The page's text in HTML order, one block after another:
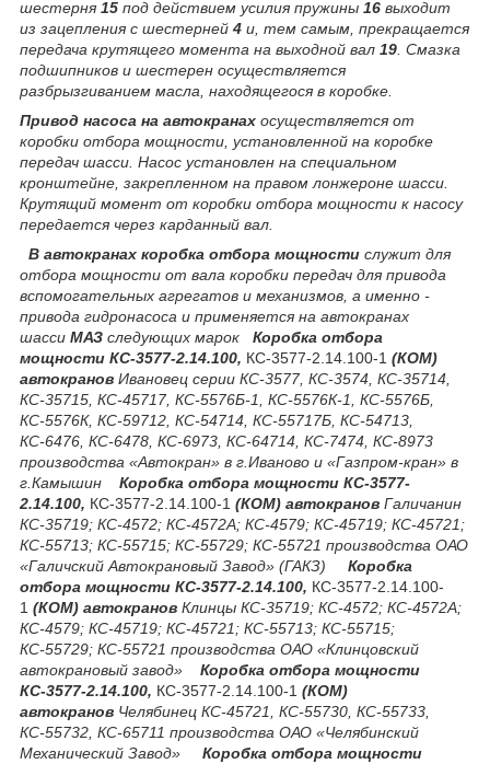
шестерня 15 под действием усилия пружины 16 выходит
из зацепления с шестерней 4 и, тем самым, прекращается
передача крутящего момента на выходной вал 19. Смазка
подшипников и шестерен осуществляется
разбрызгиванием масла, находящегося в коробке.
Привод насоса на автокранах осуществляется от
коробки отбора мощности, установленной на коробке
передач шасси. Насос установлен на специальном
кронштейне, закрепленном на правом лонжероне шасси.
Крутящий момент от коробки отбора мощности к насосу
передается через карданный вал.
В автокранах коробка отбора мощности служит для
отбора мощности от вала коробки передач для привода
вспомогательных агрегатов и механизмов, а именно -
привода гидронасоса и применяется на автокранах
шасси МАЗ следующих марок
Коробка отбора
мощности КС-3577-2.14.100, КС-3577-2.14.100-1 (КОМ)
автокранов Ивановец серии КС-3577, КС-3574, КС-35714,
КС-35715, КС-45717, КС-5576Б-1, КС-5576К-1, КС-5576Б,
КС-5576К, КС-59712, КС-54714, КС-55717Б, КС-54713,
КС-6476, КС-6478, КС-6973, КС-64714, КС-7474, КС-8973
производства «Автокран» в г.Иваново и «Газпром-кран» в
г.Камышин
Коробка отбора мощности КС-3577-
2.14.100, КС-3577-2.14.100-1 (КОМ) автокранов Галичанин
КС-35719; КС-4572; КС-4572А; КС-4579; КС-45719; КС-45721;
КС-55713; КС-55715; КС-55729; КС-55721 производства ОАО
«Галичский Автокрановый Завод» (ГАКЗ)
Коробка
отбора мощности КС-3577-2.14.100, КС-3577-2.14.100-
1 (КОМ) автокранов Клинцы КС-35719; КС-4572; КС-4572А;
КС-4579; КС-45719; КС-45721; КС-55713; КС-55715;
КС-55729; КС-55721 производства ОАО «Клинцовский
автокрановый завод»
Коробка отбора мощности
КС-3577-2.14.100, КС-3577-2.14.100-1 (КОМ)
автокранов Челябинец КС-45721, КС-55730, КС-55733,
КС-55732, КС-65711 производства ОАО «Челябинский
Механический Завод»
Коробка отбора мощности